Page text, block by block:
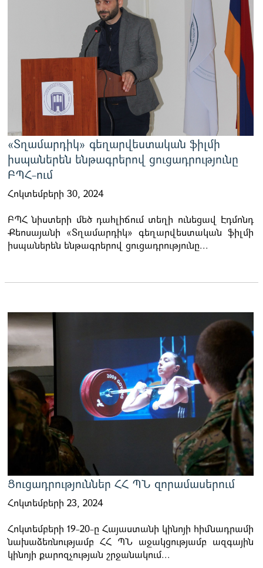
«Տղամարդիկ» գեղարվեստական ֆիլմի
իսպաներեն ենթագրերով ցուցադրությունը
ԲՊՀ-ում
Հոկտեմբերի 30, 2024
ԲՊՀ նիստերի մեծ դահլիճում տեղի ունեցավ Էդմոնդ
Քեոսայանի «Տղամարդիկ» գեղարվեստական ֆիլմի
իսպաներեն ենթագրերով ցուցադրությունը...
Ցուցադրություններ ՀՀ ՊՆ զորամասերում
Հոկտեմբերի 23, 2024
Հոկտեմբերի 19-20-ը Հայաստանի կինոյի հիմնադրամի
նախաձեռնությամբ ՀՀ ՊՆ աջակցությամբ ազգային
կինոյի քարոզչության շրջանակում...